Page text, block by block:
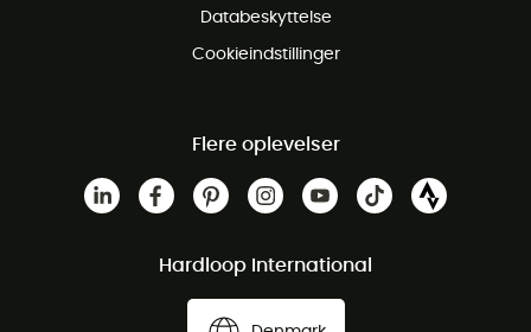
Databeskyttelse
Cookieindstillinger
Flere oplevelser
Hardloop International